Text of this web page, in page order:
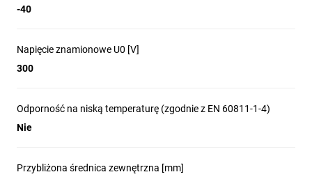
-40
Napięcie znamionowe U0 [V]
300
Odporność na niską temperaturę (zgodnie z EN 60811-1-4)
Nie
Przybliżona średnica zewnętrzna [mm]